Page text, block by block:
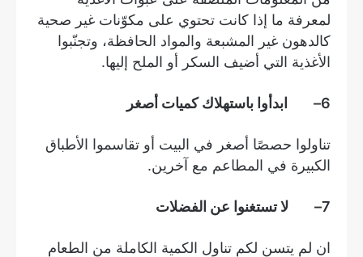
لمعرفة ما إذا كانت تحتوي على مكوّنات غير صحية
كالدهون غير المشبعة والمواد الحافظة، وتجنّبوا
الأغذية التي أضيف السكر أو الملح إليها.
6– ابدأوا باستهلاك كميات أصغر
تناولوا حصصًا أصغر في البيت أو تقاسموا الأطباق
الكبيرة في المطاعم مع آخرين.
7– لا تستغنوا عن الفضلات
ان لم يتسن لكم تناول الكمية الكاملة من الطعام